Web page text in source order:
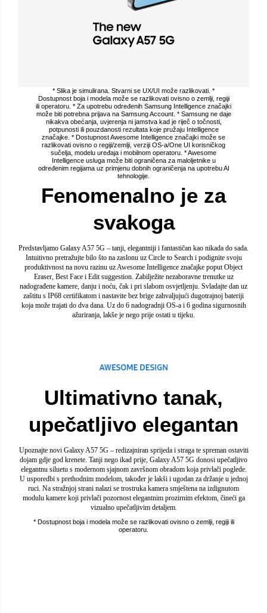
* Slika je simulirana. Stvarni se UX/UI može razlikovati. *
Dostupnost boja i modela može se razlikovati ovisno o zemlji, regiji
ili operatoru. * Za upotrebu određenih Samsung Intelligence značajki
može biti potrebna prijava na Samsung Account. * Samsung ne daje
nikakva obećanja, uvjerenja ni jamstva kad je riječ o točnosti,
potpunosti ili pouzdanosti rezultata koje pružaju Intelligence
značajke. * Dostupnost Awesome Intelligence značajki može se
razlikovati ovisno o regiji/zemlji, verziji OS-a/One UI korisničkog
sučelja, modelu uređaja i mobilnom operatoru. * Awesome
Intelligence usluga može biti ograničena za maloljetnike u
određenim regijama uz primjenu dobnih ograničenja na upotrebu AI
tehnologije.
Fenomenalno je za
svakoga
Predstavljamo Galaxy A57 5G – tanji, elegantniji i fantastičan kao nikada do sada.
Intuitivno pretražujte bilo što na zaslonu uz Circle to Search i podignite svoju
produktivnost na novu razinu uz Awesome Intelligence značajke poput Object
Eraser, Best Face i Edit suggestion. Zabilježite nezaboravne trenutke uz
nadograđene kamere, danju i noću, čak i pri slabom osvjetljenju. Svladajte dan uz
zaštitu s IP68 certifikatom i nastavite bez brige zahvaljujući dugotrajnoj bateriji
koja može trajati do dva dana. Uz do 6 nadogradnji OS-a i 6 godina sigurnosnih
ažuriranja, lakše je nego prije ostati u tijeku.
Ultimativno tanak,
upečatljivo elegantan
Upoznajte novi Galaxy A57 5G – redizajniran sprijeda i straga te spreman ostaviti
dojam gdje god krenete. Tanji nego ikad prije, Galaxy A57 5G donosi upečatljivo
elegantnu siluetu s modernom sjajnom završnom obradom koja privlači poglede.
U usporedbi s prethodnim modelom, također je lakši i ugodan za držanje u jednoj
ruci. Na stražnjoj strani nalazi se trostruka kamera smještena na izdignutom
modulu kamere koji privlači pozornost elegantnim prozirnim efektom, čineći ga
vizualno upečatljivim detaljem.
* Dostupnost boja i modela može se razlikovati ovisno o zemlji, regiji ili
operatoru.